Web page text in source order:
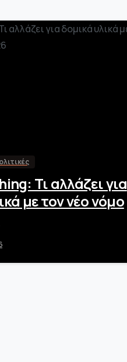
Τι αλλάζει για
με τον νέο νόμο